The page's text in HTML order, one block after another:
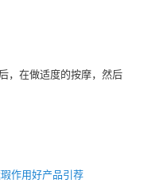
，在做适度的按摩，然后
作用好产品引荐